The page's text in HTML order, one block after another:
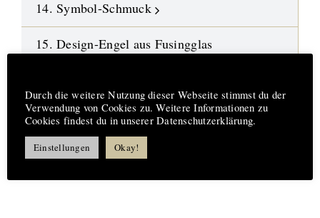
14. Symbol-Schmuck
15. Design-Engel aus Fusingglas
17. Aufträge-Reparaturen
18. %%% Best Deals
Durch die weitere Nutzung dieser Webseite stimmst du der
Verwendung von Cookies zu. Weitere Informationen zu
Cookies findest du in unserer Datenschutzerklärung.
Einstellungen Okay!